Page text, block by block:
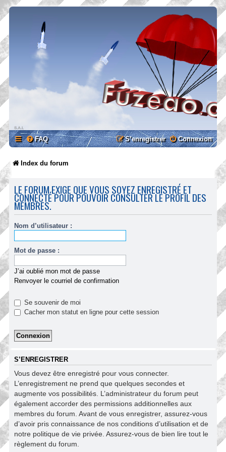
FAQ Connexion
S’enregistrer
Index du forum
LE FORUM EXIGE QUE VOUS SOYEZ ENREGISTRÉ ET
CONNECTÉ POUR POUVOIR CONSULTER LE PROFIL DES
MEMBRES.
Nom d’utilisateur :
Mot de passe :
J’ai oublié mon mot de passe
Renvoyer le courriel de confirmation
Se souvenir de moi
Cacher mon statut en ligne pour cette session
S’ENREGISTRER
Vous devez être enregistré pour vous connecter.
L’enregistrement ne prend que quelques secondes et
augmente vos possibilités. L’administrateur du forum peut
également accorder des permissions additionnelles aux
membres du forum. Avant de vous enregistrer, assurez-vous
d’avoir pris connaissance de nos conditions d’utilisation et de
notre politique de vie privée. Assurez-vous de bien lire tout le
règlement du forum.